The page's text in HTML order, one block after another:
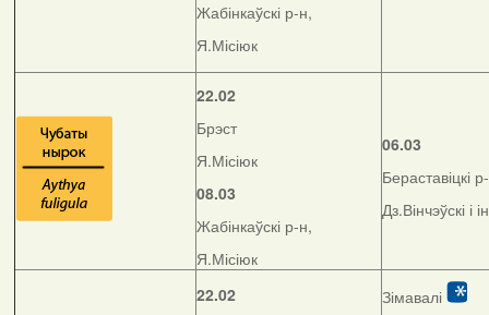
Жабінкаўскі р-н,
Я.Місіюк
22.02
Брэст
Я.Місіюк
08.03
Жабінкаўскі р-н,
Я.Місіюк
06.03
Бераставіцкі
Дз.Вінчэўскі і
22.02
Зімавалі